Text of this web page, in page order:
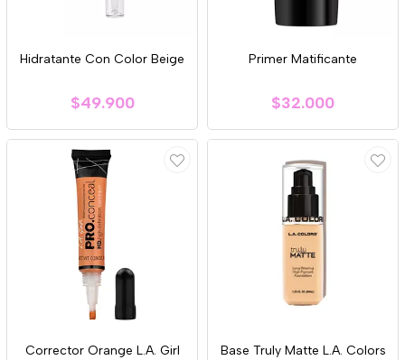
Hidratante Con Color Beige
$49.900
Primer Matificante
$32.000
Corrector Orange L.A. Girl Base Truly Matte L.A. Colors